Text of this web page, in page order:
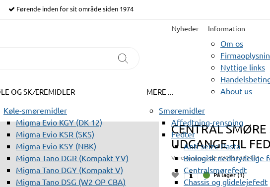
Førende inden for sit område siden 1974
Nyheder Information
Om os
Nyttige links
About us
OG SKÆREMIDLER
Køle-smøremidler
Migma Evio KGY (DK 12)
Migma Evio KSR (SKS)
Migma Evio KSY (NBK)
Migma Tano DGR (Kompakt YV)
Migma Tano DGY (Kompakt V)
Migma Tano DSG (W2 OP CBA)
MERE ...
Smøremidler
Affedtning-rensning
Fedter
Anti seize Pasta
Biologisk nedbrydelige
Centralsmørefedt
Chassis og glidelejefedt
CENTRAL
UDGANGE TIL
Varenummer:BF P30161811111
På lager (1)